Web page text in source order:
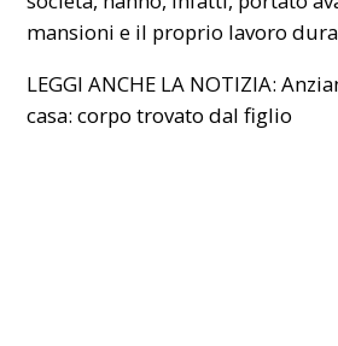
mansioni e il proprio lavoro
LEGGI ANCHE LA NOTIZIA:
casa: corpo trovato dal figlio